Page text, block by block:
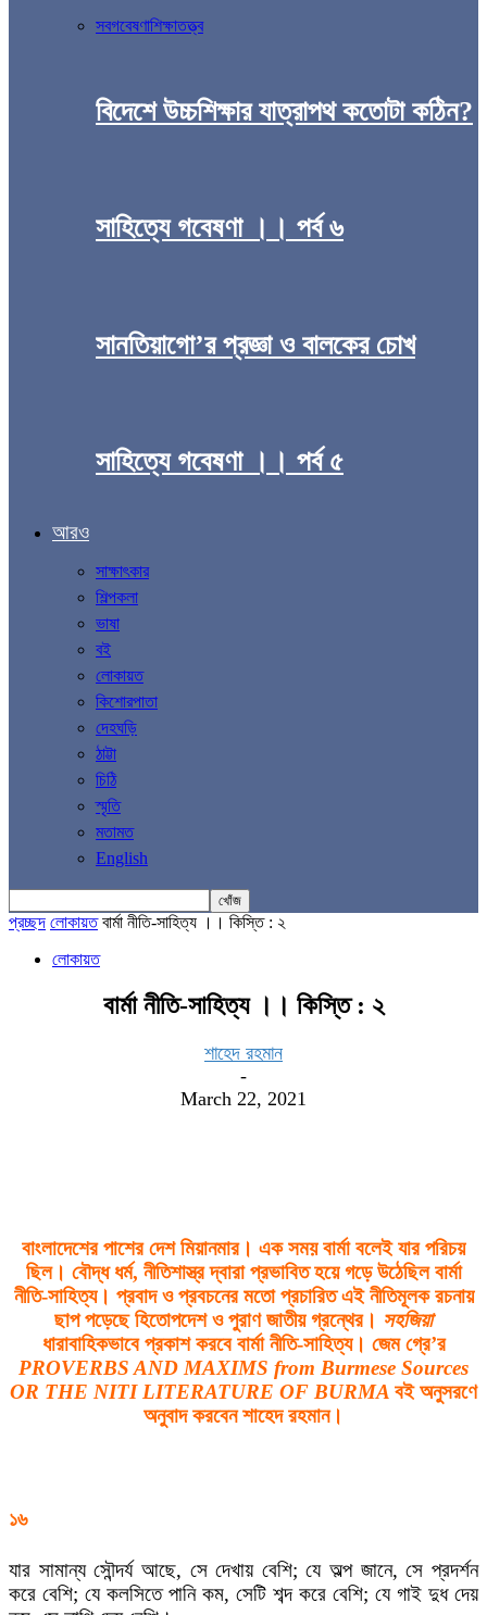
সবগবেষণাশিক্ষাতত্ত্ব
বিদেশে উচ্চশিক্ষার যাত্রাপথ কতোটা কঠিন?
সাহিত্যে গবেষণা ।। পর্ব ৬
সানতিয়াগো’র প্রজ্ঞা ও বালকের চোখ
সাহিত্যে গবেষণা ।। পর্ব ৫
আরও
সাক্ষাৎকার
শিল্পকলা
ভাষা
বই
লোকায়ত
কিশোরপাতা
দেহঘড়ি
ঠাট্টা
চিঠি
স্মৃতি
মতামত
English
প্রচ্ছদ লোকায়ত বার্মা নীতি-সাহিত্য ।। কিস্তি : ২
লোকায়ত
বার্মা নীতি-সাহিত্য ।। কিস্তি : ২
শাহেদ রহমান
-
March 22, 2021
বাংলাদেশের পাশের দেশ মিয়ানমার। এক সময় বার্মা বলেই যার পরিচয়
ছিল। বৌদ্ধ ধর্ম, নীতিশাস্ত্র দ্বারা প্রভাবিত হয়ে গড়ে উঠেছিল বার্মা
নীতি-সাহিত্য। প্রবাদ ও প্রবচনের মতো প্রচারিত এই নীতিমূলক রচনায়
ছাপ পড়েছে হিতোপদেশ ও পুরাণ জাতীয় গ্রন্থের। সহজিয়া
ধারাবাহিকভাবে প্রকাশ করবে বার্মা নীতি-সাহিত্য। জেম গ্রে’র
PROVERBS AND MAXIMS from Burmese Sources
OR THE NITI LITERATURE OF BURMA বই অনুসরণে
অনুবাদ করবেনশাহেদ রহমান।
১৬
যার সামান্য সৌন্দর্য আছে, সে দেখায় বেশি; যে অল্প জানে, সে প্রদর্শন
করে বেশি; যে কলসিতে পানি কম, সেটি শব্দ করে বেশি; যে গাই দুধ দেয়